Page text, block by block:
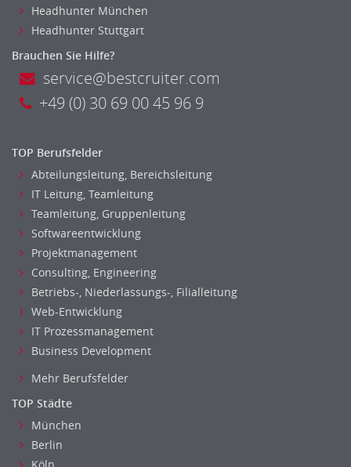
Sicherheit
Banken, Finanzdienstleister und Versicherungen Finanzen
Firmenkundengeschäft
Investment-Banking
Kreditanalyse
Mergers & Acquisitions
Mathematik, Produkt, Statistik
Versicherung: Sachbearbeitung
Zahlungsverkehr
Berufsschule
Erwachsenenbildung
Erzieher
Kindergarten, KiTa, Vorschule
Bildung & Soziales Leitung, Teamleitung
Sozialarbeit
Headhunter München
Headhunter Stuttgart
Brauchen Sie Hilfe?
service@bestcruiter.com
+49 (0) 30 69 00 45 96 9
TOP Berufsfelder
Abteilungsleitung, Bereichsleitung
IT Leitung, Teamleitung
Teamleitung, Gruppenleitung
Softwareentwicklung
Projektmanagement
Consulting, Engineering
Betriebs-, Niederlassungs-, Filialleitung
Web-Entwicklung
IT Prozessmanagement
Business Development
Mehr Berufsfelder
TOP Städte
München
Berlin